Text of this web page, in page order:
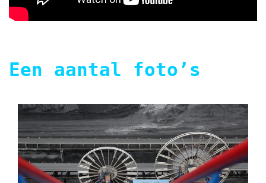
Een aantal foto’s